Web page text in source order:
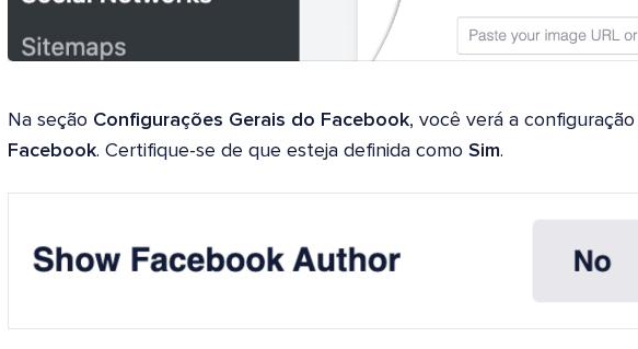
Na seção Configurações Gerais do Facebook, você verá a configuração
Facebook. Certifique-se de que esteja definida como Sim.